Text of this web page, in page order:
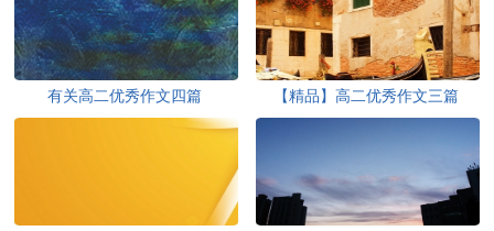
有关高二优秀作文四篇 【精品】高二优秀作文三篇